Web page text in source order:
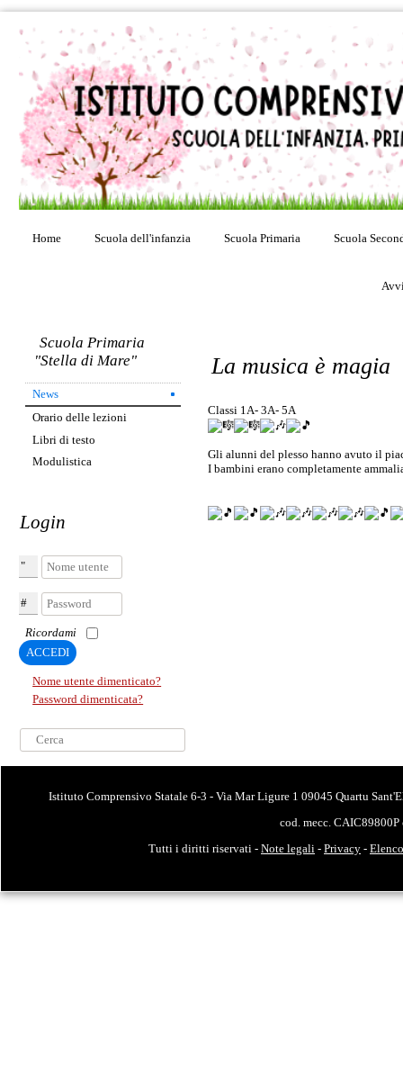
Home Scuola dell'infanzia Scuola Primaria Scuola
Scuola Primaria
"Stella di Mare"
News
Orario delle lezioni
Libri di testo
Modulistica
Login
Nome utente
Password
Ricordami
ACCEDI
Nome utente dimenticato?
Password dimenticata?
Cerca...
La musica è magia
Classi 1A- 3A- 5A
Gli alunni del plesso hanno avuto il
I bambini erano completamente
Istituto Comprensivo Statale 6-3 - Via Mar Ligure 1 09045 Quartu
cod. mecc.
Tutti i diritti riservati - Note legali - Privacy -